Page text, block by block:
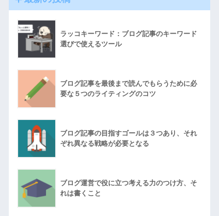
ラッコキーワード：ブログ記事のキーワード
選びで使えるツール
ブログ記事を最後まで読んでもらうために必
要な５つのライティングのコツ
ブログ記事の目指すゴールは３つあり、それ
ぞれ異なる戦略が必要となる
ブログ運営で役に立つ考える力のつけ方、そ
れは書くこと